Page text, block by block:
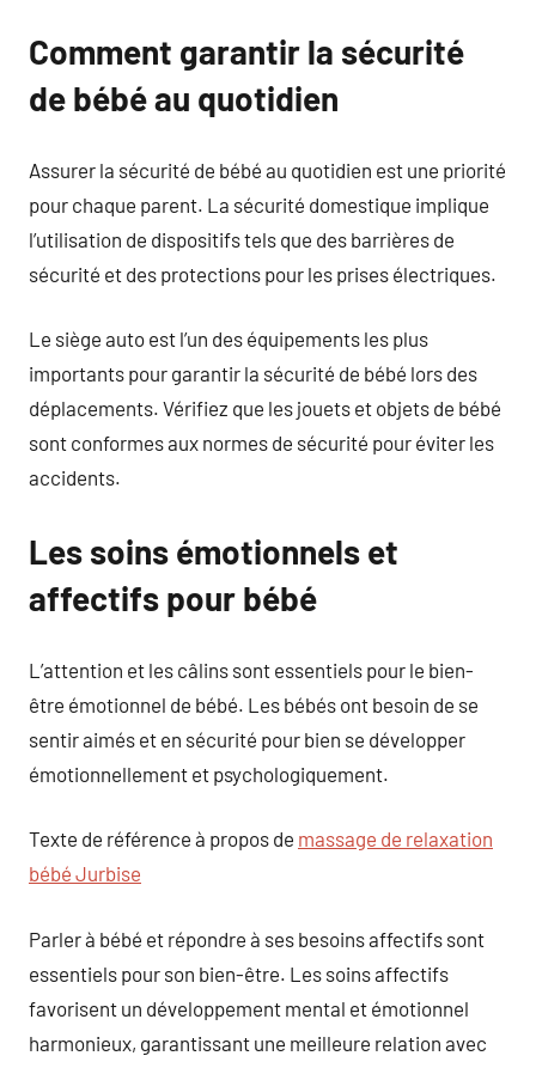
Comment garantir la sécurité
de bébé au quotidien
Assurer la sécurité de bébé au quotidien est une priorité
pour chaque parent. La sécurité domestique implique
l’utilisation de dispositifs tels que des barrières de
sécurité et des protections pour les prises électriques.
Le siège auto est l’un des équipements les plus
importants pour garantir la sécurité de bébé lors des
déplacements. Vérifiez que les jouets et objets de bébé
sont conformes aux normes de sécurité pour éviter les
accidents.
Les soins émotionnels et
affectifs pour bébé
L’attention et les câlins sont essentiels pour le bien-
être émotionnel de bébé. Les bébés ont besoin de se
sentir aimés et en sécurité pour bien se développer
émotionnellement et psychologiquement.
Texte de référence à propos de massage de relaxation
bébé Jurbise
Parler à bébé et répondre à ses besoins affectifs sont
essentiels pour son bien-être. Les soins affectifs
favorisent un développement mental et émotionnel
harmonieux, garantissant une meilleure relation avec